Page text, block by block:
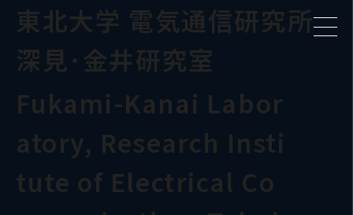
東北大学 電気通信研究所
深見･金井研究室
Fukami-Kanai Labor
atory, Research Insti
tute of Electrical Co